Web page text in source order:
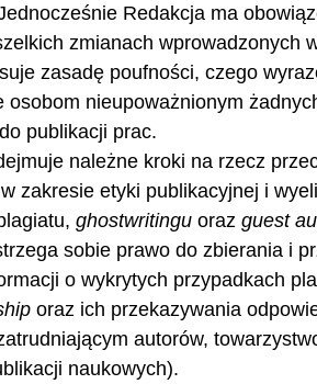
Redakcja ma
zmianach wprowadzonych
zasadę poufności, czego
osobom nieupoważnionym
publikacji prac.
należne kroki na rzecz
zakresie etyki publikacyjnej i
ghostwritingu oraz guest
sobie prawo do zbierania i
o wykrytych przypadkach
oraz ich przekazywania
autorów,
naukowych).